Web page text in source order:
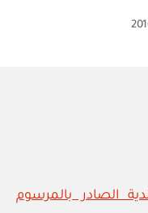
الصادر بالمرسوم